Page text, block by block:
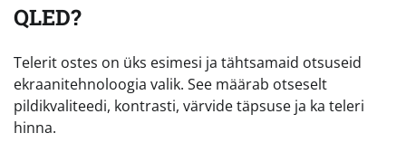
QLED?
Telerit ostes on üks esimesi ja tähtsamaid otsuseid
ekraanitehnoloogia valik. See määrab otseselt
pildikvaliteedi, kontrasti, värvide täpsuse ja ka teleri
hinna.